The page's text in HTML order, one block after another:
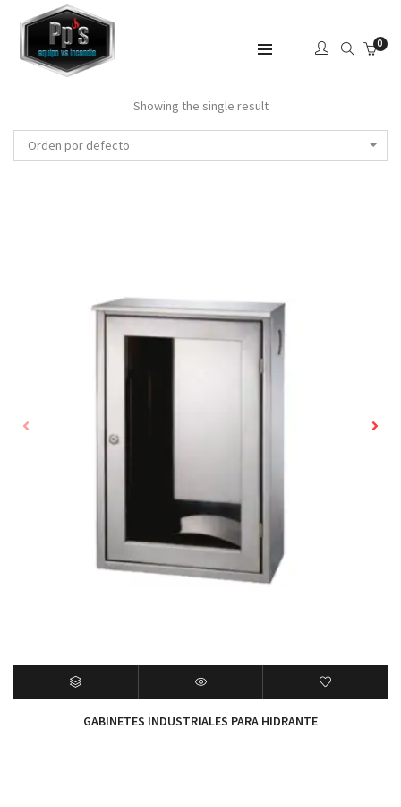
0
Showing the single result
Orden por defecto
GABINETES INDUSTRIALES PARA HIDRANTE